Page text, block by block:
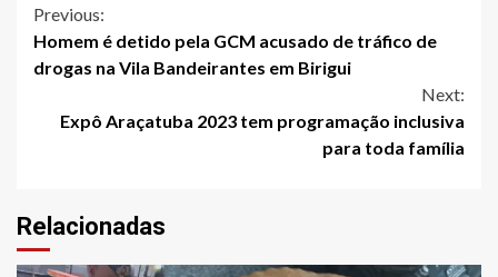
Continue
Reading
Previous:
Homem é detido pela GCM acusado de tráfico de
drogas na Vila Bandeirantes em Birigui
Next:
Expô Araçatuba 2023 tem programação inclusiva
para toda família
Relacionadas